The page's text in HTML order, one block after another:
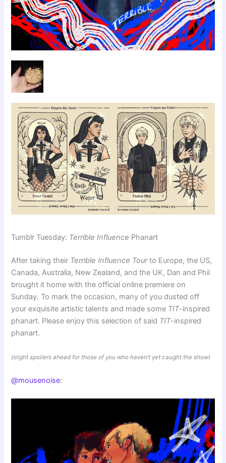
Tumblr Tuesday: Terrible Influence Phanart
After taking their Terrible Influence Tourto Europe, the US,
Canada, Australia, New Zealand, and the UK, Dan and Phil
brought it home with the official online premiere on
Sunday. To mark the occasion, many of you dusted off
your exquisite artistic talents and made some TIT-inspired
phanart. Please enjoy this selection of said TIT-inspired
phanart.
(slight spoilers ahead for those of you who haven’t yet caught the show)
@mousenoise: